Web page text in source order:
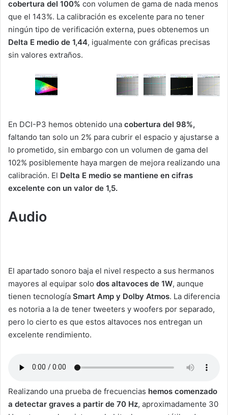
cobertura del 100% con volumen de gama de nada menos
que el 143%. La calibración es excelente para no tener
ningún tipo de verificación externa, pues obtenemos un
Delta E medio de 1,44, igualmente con gráficas precisas
sin valores extraños.
En DCI-P3 hemos obtenido una cobertura del 98%,
faltando tan solo un 2% para cubrir el espacio y ajustarse a
lo prometido, sin embargo con un volumen de gama del
102% posiblemente haya margen de mejora realizando una
calibración. El Delta E medio se mantiene en cifras
excelente con un valor de 1,5.
Audio
El apartado sonoro baja el nivel respecto a sus hermanos
mayores al equipar solo dos altavoces de 1W, aunque
tienen tecnología Smart Amp y Dolby Atmos. La diferencia
es notoria a la de tener tweeters y woofers por separado,
pero lo cierto es que estos altavoces nos entregan un
excelente rendimiento.
Realizando una prueba de frecuencias hemos comenzado
a detectar graves a partir de 70 Hz, aproximadamente 30